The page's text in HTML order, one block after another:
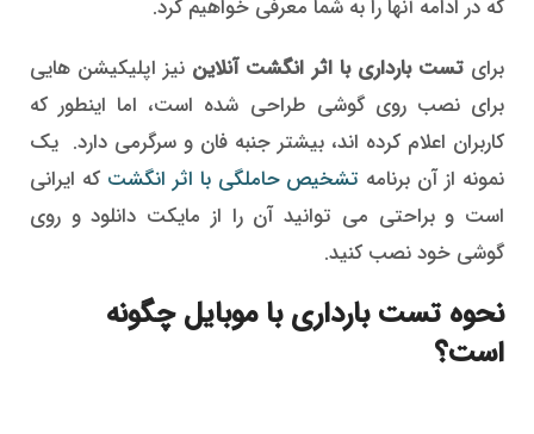
که در ادامه آنها را به شما معرفی خواهیم کرد.
برایتست بارداری با اثر انگشت آنلاین نیز اپلیکیشن هایی
برای نصب روی گوشی طراحی شده است، اما اینطور که
کاربران اعلام کرده اند، بیشتر جنبه فان و سرگرمی دارد. یک
نمونه از آن برنامه تشخیص حاملگی با اثر انگشت که ایرانی
است و براحتی می توانید آن را از مایکت دانلود و روی
گوشی خود نصب کنید.
نحوه تست بارداری با موبایل چگونه
است؟